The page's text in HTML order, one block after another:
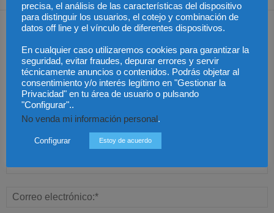
Dejar una respuesta
precisa, el análisis de las características del dispositivo
para distinguir los usuarios, el cotejo y combinación de
datos off line y el vínculo de diferentes dispositivos.
En cualquier caso utilizaremos cookies para garantizar la
seguridad, evitar fraudes, depurar errores y servir
técnicamente anuncios o contenidos. Podrás objetar al
consentimiento y/o interés legítimo en "Gestionar la
Privacidad" en tu área de usuario o pulsando
"Configurar"..
No venda mi información personal.
Configurar Estoy de acuerdo